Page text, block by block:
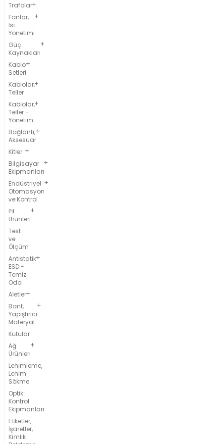
Trafolar
Fanlar,
Isı
Yönetimi
Güç
Kaynakları
Kablo
Setleri
Kablolar,
Teller
Kablolar,
Teller -
Yönetim
Bağlantı,
Aksesuar
Kitler
Bilgisayar
Ekipmanları
Endüstriyel
Otomasyon
ve Kontrol
Pil
Ürünleri
Test
ve
Ölçüm
Antistatik
ESD -
Temiz
Oda
Aletler
Bant,
Yapıştırıcı
Materyal
Kutular
Ağ
Ürünleri
Lehimleme,
Lehim
Sökme
Optik
Kontrol
Ekipmanları
Etiketler,
İşaretler,
Kimlik